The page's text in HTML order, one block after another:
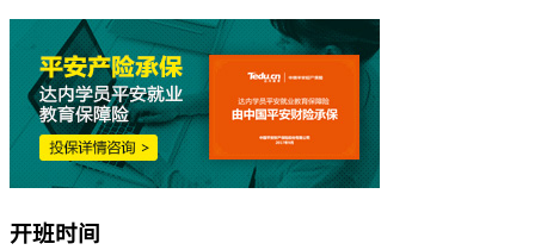
开班时间